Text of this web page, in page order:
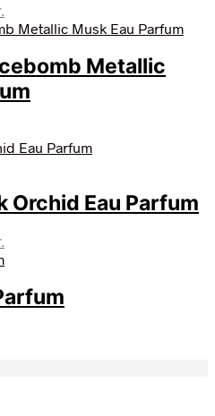
aktuelle
er:
895,00 kr..
Metallic
Orchid Eau Parfum
aktuelle
er:
895,00 kr..